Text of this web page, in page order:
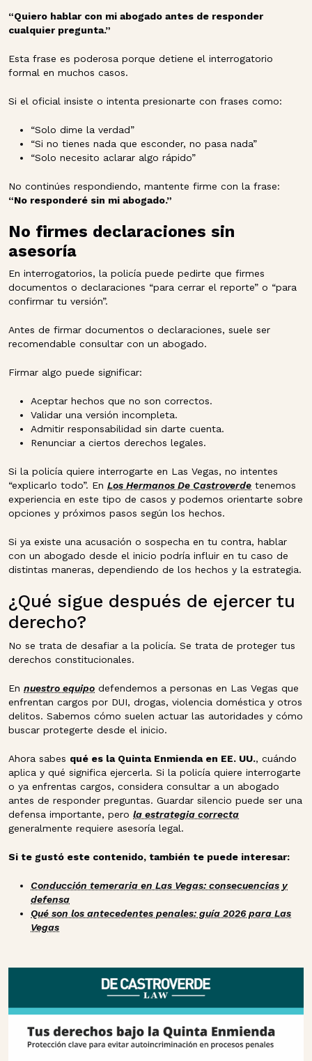
“Quiero hablar con mi abogado antes de responder
cualquier pregunta.”
Esta frase es poderosa porque detiene el interrogatorio
formal en muchos casos.
Si el oficial insiste o intenta presionarte con frases como:
“Solo dime la verdad”
“Si no tienes nada que esconder, no pasa nada”
“Solo necesito aclarar algo rápido”
No continúes respondiendo, mantente firme con la frase:
“No responderé sin mi abogado.”
No firmes declaraciones sin
asesoría
En interrogatorios, la policía puede pedirte que firmes
documentos o declaraciones “para cerrar el reporte” o “para
confirmar tu versión”.
Antes de firmar documentos o declaraciones, suele ser
recomendable consultar con un abogado.
Firmar algo puede significar:
Aceptar hechos que no son correctos.
Validar una versión incompleta.
Admitir responsabilidad sin darte cuenta.
Renunciar a ciertos derechos legales.
Si la policía quiere interrogarte en Las Vegas, no intentes
“explicarlo todo”. En Los Hermanos De Castroverde tenemos
experiencia en este tipo de casos y podemos orientarte sobre
opciones y próximos pasos según los hechos.
Si ya existe una acusación o sospecha en tu contra, hablar
con un abogado desde el inicio podría influir en tu caso de
distintas maneras, dependiendo de los hechos y la estrategia.
¿Qué sigue después de ejercer tu
derecho?
No se trata de desafiar a la policía. Se trata de proteger tus
derechos constitucionales.
En nuestro equipo defendemos a personas en Las Vegas que
enfrentan cargos por DUI, drogas, violencia doméstica y otros
delitos. Sabemos cómo suelen actuar las autoridades y cómo
buscar protegerte desde el inicio.
Ahora sabes qué es la Quinta Enmienda en EE. UU., cuándo
aplica y qué significa ejercerla. Si la policía quiere interrogarte
o ya enfrentas cargos, considera consultar a un abogado
antes de responder preguntas. Guardar silencio puede ser una
defensa importante, pero la estrategia correcta
generalmente requiere asesoría legal.
Si te gustó este contenido, también te puede interesar:
Conducción temeraria en Las Vegas: consecuencias y
defensa
Qué son los antecedentes penales: guía 2026 para Las
Vegas